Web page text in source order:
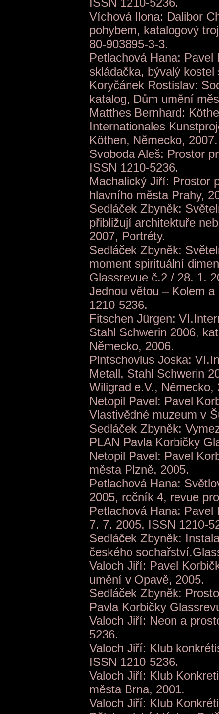
ISSN 1210-5236.
Víchová Ilona: Dalibor
pohybem, katalogový
80-903895-3-3.
Petlachová Hana:
skládačka, bývalý
Koryčánek Rostislav:
katalog, Dům umění
Matthes Bernhard:
Internationales
Köthen, Německo, 2007.
Svoboda Aleš: Prostor
ISSN 1210-5236.
Machalický Jiří: Prostor
hlavního města Prahy,
Sedláček Zbyněk:
přibližují architektuře
2007, Portréty.
Sedláček Zbyněk:
moment spirituální
Glassrevue č.2 / 28. 1.
Jednou větou – Kolem
1210-5236.
Fitschen Jürgen:
Stahl Schwerin 2006,
Německo, 2006.
Pintschovius Joska:
Metall, Stahl Schwerin
Wiligrad e.V., Německo,
Netopil Pavel: Pavel
Vlastivědné muzeum v
Sedláček Zbyněk:
PLAN Pavla Korbičky
Netopil Pavel: Pavel
města Plzně, 2005.
Petlachová Hana:
2005, ročník 4, revue
Petlachová Hana: Pavel
7. 7. 2005, ISSN 1210-
Sedláček Zbyněk:
českého
Valoch Jiří: Pavel
umění v Opavě, 2005.
Sedláček Zbyněk:
Pavla Korbičky
Valoch Jiří: Neon a
5236.
Valoch Jiří: Klub
ISSN 1210-5236.
Valoch Jiří: Klub
města Brna, 2001.
Valoch Jiří: Klub